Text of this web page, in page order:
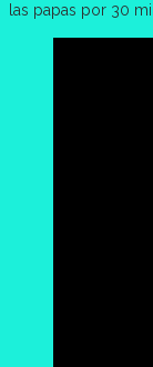
las papas por 30